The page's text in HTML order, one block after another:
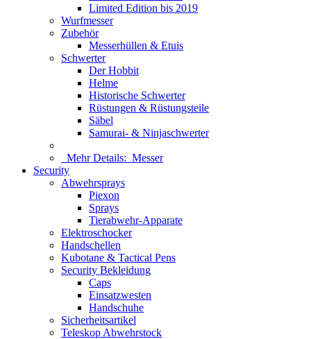
Limited Edition bis 2019
Wurfmesser
Zubehör
Messerhüllen & Etuis
Schwerter
Der Hobbit
Helme
Historische Schwerter
Rüstungen & Rüstungsteile
Säbel
Samurai- & Ninjaschwerter
Mehr Details: Messer
Security
Abwehrsprays
Piexon
Sprays
Tierabwehr-Apparate
Elektroschocker
Handschellen
Kubotane & Tactical Pens
Security Bekleidung
Caps
Einsatzwesten
Handschuhe
Sicherheitsartikel
Teleskop Abwehrstock